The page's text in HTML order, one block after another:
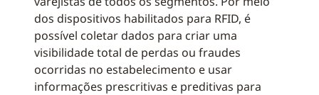
dos dispositivos habilitados para RFID, é
possível coletar dados para criar uma
visibilidade total de perdas ou fraudes
ocorridas no estabelecimento e usar
informações prescritivas e preditivas para